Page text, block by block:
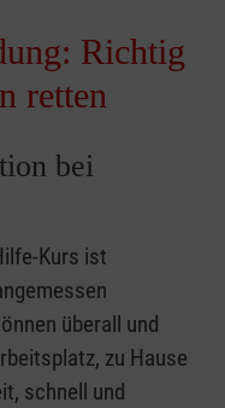
Richtig
retten
bei
Kurs ist
überall und
zu Hause
schnell und